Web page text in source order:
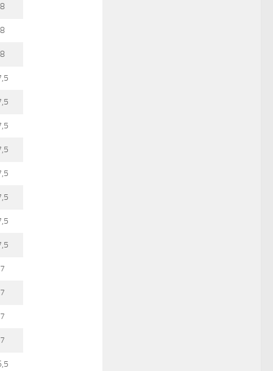
8
8
8
7
7
7
7